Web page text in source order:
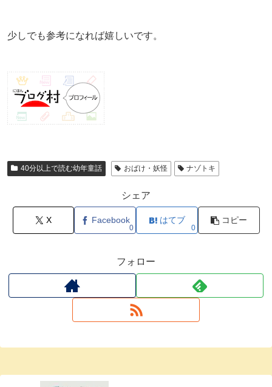
少しでも参考になれば嬉しいです。
40分以上で読む幼年童話 おばけ・妖怪 ナゾトキ
シェア
X Facebook
0
はてブ
0
コピー
フォロー